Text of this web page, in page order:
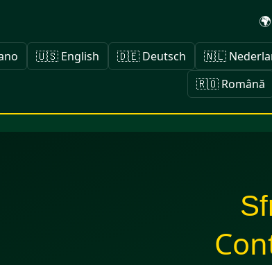
🌍
🇺🇸 English 🇩🇪 Deutsch 🇳🇱
🇷🇴 Română